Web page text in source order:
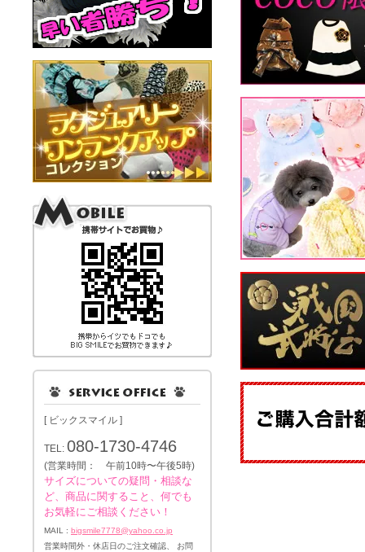
[ ビックスマイル ]
TEL: 080-1730-4746
(営業時間： 午前10時〜午後5時)
サイズについての疑問・相談な
ど、商品に関すること、何でも
お気軽にご相談ください！
MAIL : bigsmile7778@yahoo.co.jp
営業時間外・休店日のご注文確認、 お問